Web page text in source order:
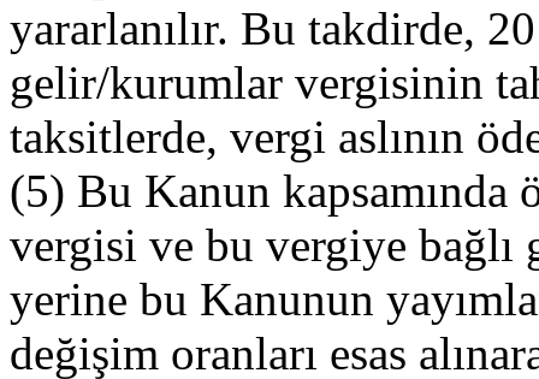
yararlanılır. Bu takdirde,
gelir/kurumlar vergisinin
taksitlerde, vergi aslının
(5) Bu Kanun kapsamında
vergisi ve bu vergiye bağlı
yerine bu Kanunun
değişim oranları esas